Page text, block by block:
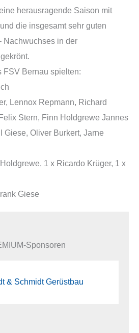
herausragende Saison mit
die insgesamt sehr guten
Nachwuchses in der
FSV Bernau spielten:
Lennox Repmann, Richard
Stern, Finn Holdgrewe Jannes
Giese, Oliver Burkert, Jarne
1 x Ricardo Krüger, 1 x
Giese
Sponsoren